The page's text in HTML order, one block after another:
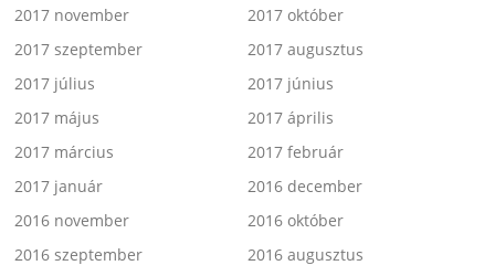
2017 november
2017 október
2017 szeptember
2017 augusztus
2017 július
2017 június
2017 május
2017 április
2017 március
2017 február
2017 január
2016 december
2016 november
2016 október
2016 szeptember
2016 augusztus